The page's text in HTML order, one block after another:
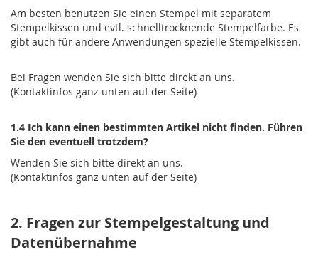
Am besten benutzen Sie einen Stempel mit separatem
Stempelkissen und evtl. schnelltrocknende Stempelfarbe. Es
gibt auch für andere Anwendungen spezielle Stempelkissen.
Bei Fragen wenden Sie sich bitte direkt an uns.
(Kontaktinfos ganz unten auf der Seite)
1.4 Ich kann einen bestimmten Artikel nicht finden. Führen
Sie den eventuell trotzdem?
Wenden Sie sich bitte direkt an uns.
(Kontaktinfos ganz unten auf der Seite)
2. Fragen zur Stempelgestaltung und
Datenübernahme